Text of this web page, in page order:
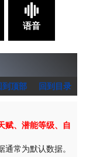
语音
到顶部 回到目录
赋、潜能等级、自
常为默认数据。